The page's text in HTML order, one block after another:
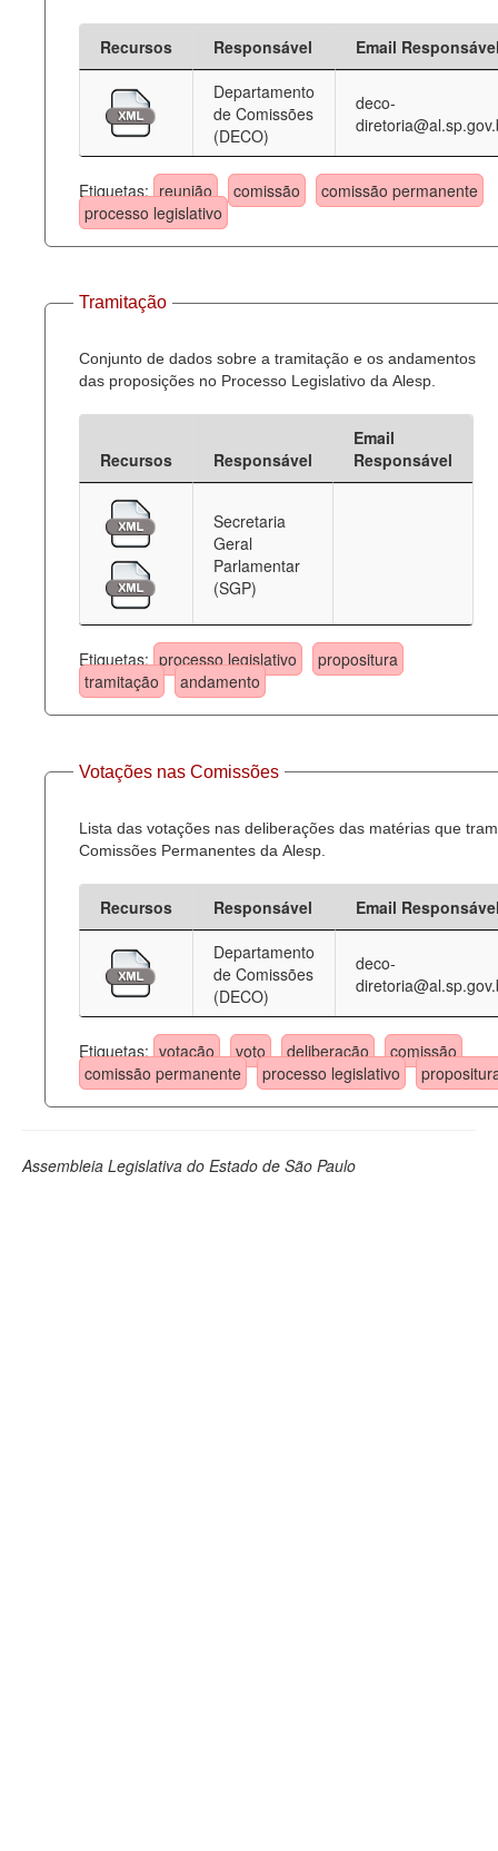
Recursos Responsável
Email
Departamento
de Comissões
(DECO)
deco-
Etiquetas: reunião comissão
comissão permanente
processo legislativo
Tramitação
Conjunto de dados sobre a tramitação e os andamentos
das proposições no Processo Legislativo da Alesp.
Recursos Responsável
Email
Responsável
Secretaria
Geral
Parlamentar
(SGP)
Etiquetas: processo legislativo
propositura
tramitação
andamento
Votações nas Comissões
Lista das votações nas deliberações das matérias que
Comissões Permanentes da Alesp.
Recursos Responsável
Email
Departamento
de Comissões
(DECO)
deco-
Etiquetas: votação voto deliberação
comissão
comissão permanente
processo legislativo
Assembleia Legislativa do Estado de São Paulo